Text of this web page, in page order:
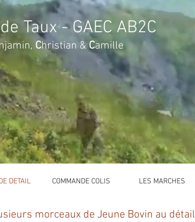
Taux - GAEC AB2C
Christian & Camille
DETAIL COMMANDE COLIS LES MARCHES
morceaux de Jeune Bovin au détail